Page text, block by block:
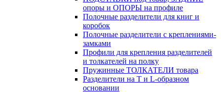
опоры и ОПОРЫ на профиле
Полочные разделители для книг и
коробок
Полочные разделители с креплениями-
замками
Профили для крепления разделителей
и толкателей на полку
Пружинные ТОЛКАТЕЛИ товара
Разделители на Т и L-образном
основании